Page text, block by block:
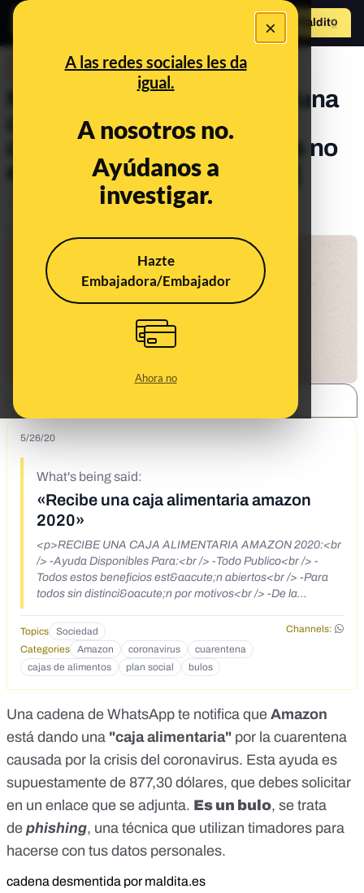
×
A las redes sociales les da
igual.
A nosotros no.
Ayúdanos a
investigar.
Hazte
Embajadora/Embajador
Ahora no
Hazte Maldito
No, esta oferta para recibir una
caja de alimentos por la
cuarentena del coronavirus no
es de Amazon: es phishing
5/26/20
What's being said:
«Recibe una caja alimentaria amazon
2020»
<p>RECIBE UNA CAJA ALIMENTARIA AMAZON 2020:<br
/> -Ayuda Disponibles Para:<br /> -Todo Publico<br /> -
Todos estos beneficios est&aacute;n abiertos<br /> -Para
todos sin distinci&oacute;n por motivos<br /> -De la
Ayuda<br /> -Ahora en este mismo Instante</p>
<p>AYUDA AMAZON DE:<br /> &nbsp;US$877,30
m&aacute;s (BONO).</p> <p>AYUDA PLAN SOCIAL
DISPONIBLES EN:<br /> https://oficayuda.club/recursos-
de-alimentos-en-cajas/</p> <p>Clic en el link encima para
enviar su solicitud y preparar su caja de alimentos</p>
<p>AYUDA IMEDIATA!</p> <p>Fuente: C19 - Portal de
not&iacute;cias de Tarjetas Amazon 2020</p>
Topics Sociedad
Channels:
Categories
Amazon coronavirus
cuarentena
cajas de alimentos
plan social bulos
Una cadena de WhatsApp te notifica que Amazon
está dando una "caja alimentaria" por la cuarentena
causada por la crisis del coronavirus. Esta ayuda es
supuestamente de 877,30 dólares, que debes solicitar
en un enlace que se adjunta. Es un bulo, se trata
de phishing, una técnica que utilizan timadores para
hacerse con tus datos personales.
cadena desmentida por maldita.es